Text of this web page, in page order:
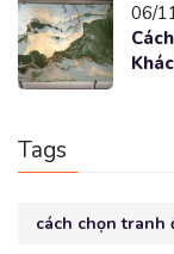
06/
Tags
cách chọn tranh